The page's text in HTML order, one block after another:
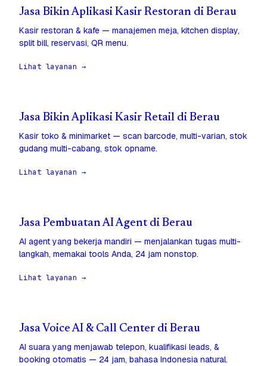
Jasa Bikin Aplikasi Kasir Restoran di Berau
Kasir restoran & kafe — manajemen meja, kitchen display,
split bill, reservasi, QR menu.
Lihat layanan →
Jasa Bikin Aplikasi Kasir Retail di Berau
Kasir toko & minimarket — scan barcode, multi-varian, stok
gudang multi-cabang, stok opname.
Lihat layanan →
Jasa Pembuatan AI Agent di Berau
AI agent yang bekerja mandiri — menjalankan tugas multi-
langkah, memakai tools Anda, 24 jam nonstop.
Lihat layanan →
Jasa Voice AI & Call Center di Berau
AI suara yang menjawab telepon, kualifikasi leads, &
booking otomatis — 24 jam, bahasa Indonesia natural.